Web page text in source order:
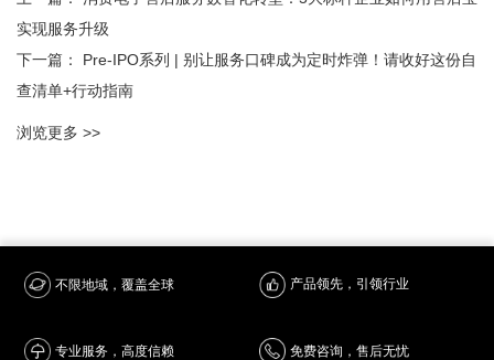
实现服务升级
下一篇： Pre-IPO系列 | 别让服务口碑成为定时炸弹！请收好这份自
查清单+行动指南
浏览更多 >>
不限地域，覆盖全球 产品领先，引领行业
专业服务，高度信赖 免费咨询，售后无忧